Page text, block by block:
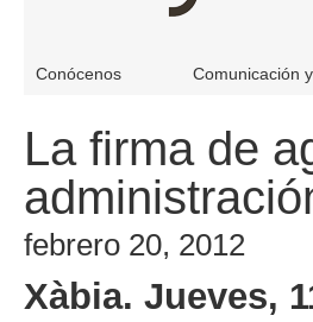
Conócenos Comunicación
La firma de
febrero 20, 2012
Xàbia. Jueves,